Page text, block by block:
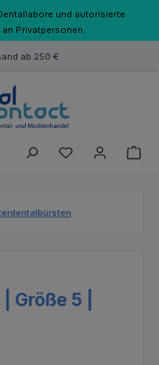
und autorisierte
Privatpersonen.
ab 250 €
Du hast 0
Größe 5 |